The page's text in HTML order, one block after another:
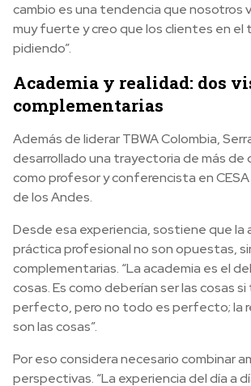
cambio es una tendencia que nosotros
muy fuerte y creo que los clientes en el
pidiendo”.
Academia y realidad: dos
complementarias
Además de liderar TBWA Colombia,
desarrollado una trayectoria de más de
como profesor y conferencista en CESA
de los Andes.
Desde esa experiencia, sostiene que la
práctica profesional no son opuestas,
complementarias. “La academia es el
cosas. Es como deberían ser las cosas
perfecto, pero no todo es perfecto; la
son las cosas”.
Por eso considera necesario combinar
perspectivas. “La experiencia del día a